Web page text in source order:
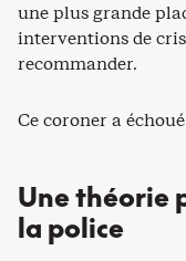
une plus grande
interventions de
recommander.
Ce coroner a
Une théorie
la police